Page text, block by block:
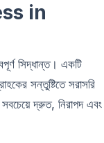
in
সিদ্ধান্ত। একটি
সন্তুষ্টিতে সরাসরি
সবচেয়ে দ্রুত, নিরাপদ এবং